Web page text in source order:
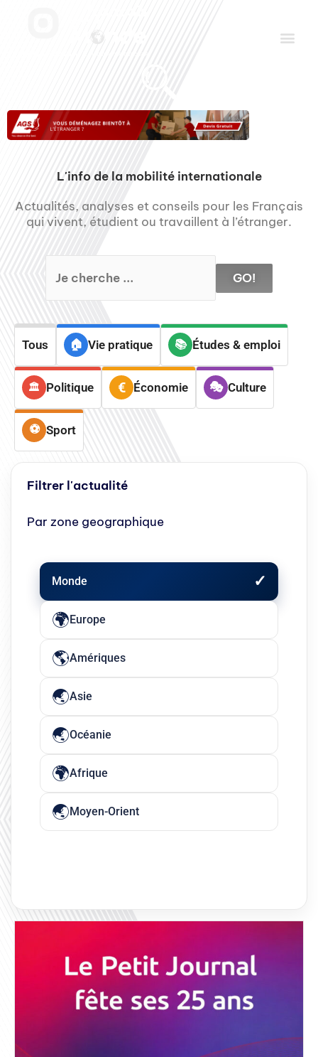
L'info de la mobilité internationale
Actualités, analyses et conseils pour les Français
qui vivent, étudient ou travaillent à l’étranger.
GO!
Tous Vie pratique Études & emploi
Politique Économie Culture
Sport
Filtrer l'actualité
Par zone geographique
Monde
Europe
Amériques
Asie
Océanie
Afrique
Moyen-Orient